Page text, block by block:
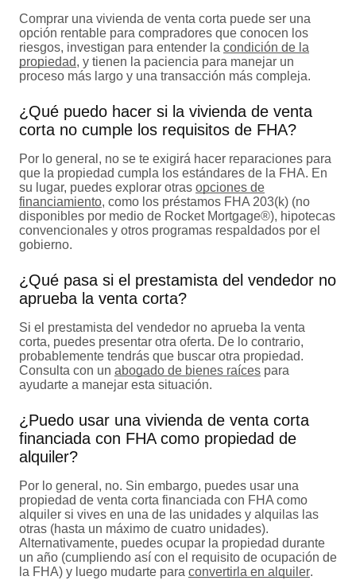
Comprar una vivienda de venta corta puede ser una
opción rentable para compradores que conocen los
riesgos, investigan para entender la condición de la
propiedad, y tienen la paciencia para manejar un
proceso más largo y una transacción más compleja.
¿Qué puedo hacer si la vivienda de venta
corta no cumple los requisitos de FHA?
Por lo general, no se te exigirá hacer reparaciones para
que la propiedad cumpla los estándares de la FHA. En
su lugar, puedes explorar otras opciones de
financiamiento, como los préstamos FHA 203(k) (no
disponibles por medio de Rocket Mortgage®), hipotecas
convencionales y otros programas respaldados por el
gobierno.
¿Qué pasa si el prestamista del vendedor no
aprueba la venta corta?
Si el prestamista del vendedor no aprueba la venta
corta, puedes presentar otra oferta. De lo contrario,
probablemente tendrás que buscar otra propiedad.
Consulta con un abogado de bienes raíces para
ayudarte a manejar esta situación.
¿Puedo usar una vivienda de venta corta
financiada con FHA como propiedad de
alquiler?
Por lo general, no. Sin embargo, puedes usar una
propiedad de venta corta financiada con FHA como
alquiler si vives en una de las unidades y alquilas las
otras (hasta un máximo de cuatro unidades).
Alternativamente, puedes ocupar la propiedad durante
un año (cumpliendo así con el requisito de ocupación de
la FHA) y luego mudarte para convertirla en alquiler.